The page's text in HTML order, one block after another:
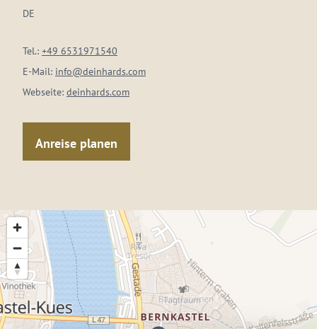
DE
Tel.: +49 6531971540
E-Mail: info@deinhards.com
Webseite: deinhards.com
Anreise planen